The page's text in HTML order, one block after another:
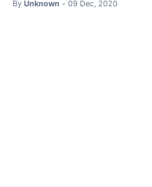
By Unknown • 09 Dec, 2020